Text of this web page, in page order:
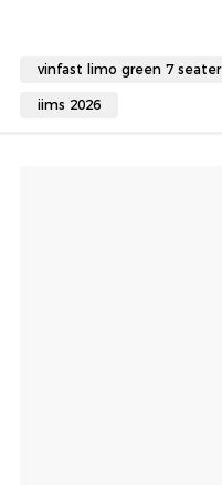
vinfast limo green 7 seater
iims 2026